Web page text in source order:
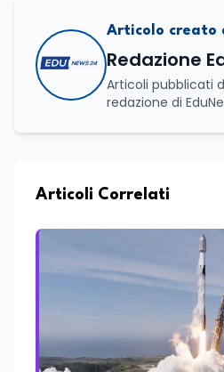
Articolo creato
Redazione
Articoli pubblicati
redazione di
Articoli Correlati